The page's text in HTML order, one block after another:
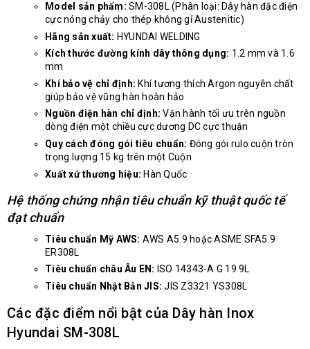
Model sản phẩm: SM-308L (Phân loại: Dây hàn đặc điện
cực nóng chảy cho thép không gỉ Austenitic)
Hãng sản xuất: HYUNDAI WELDING
Kích thước đường kính dây thông dụng: 1.2 mm và 1.6
mm
Khí bảo vệ chỉ định: Khí tương thích Argon nguyên chất
giúp bảo vệ vũng hàn hoàn hảo
Nguồn điện hàn chỉ định: Vận hành tối ưu trên nguồn
dòng điện một chiều cực dương DC cực thuận
Quy cách đóng gói tiêu chuẩn: Đóng gói rulo cuộn tròn
trọng lượng 15 kg trên một Cuộn
Xuất xứ thương hiệu: Hàn Quốc
Hệ thống chứng nhận tiêu chuẩn kỹ thuật quốc tế
đạt chuẩn
Tiêu chuẩn Mỹ AWS: AWS A5.9 hoặc ASME SFA5.9
ER308L
Tiêu chuẩn châu Âu EN: ISO 14343-A G 19 9L
Tiêu chuẩn Nhật Bản JIS: JIS Z3321 YS308L
Các đặc điểm nổi bật của Dây hàn Inox
Hyundai SM-308L